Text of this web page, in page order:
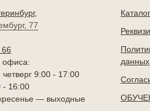
77
офиса:
9:00 - 17:00
- 16:00
— выходные
Каталог
данных